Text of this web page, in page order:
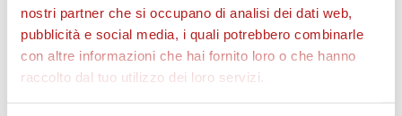
nostri partner che si occupano di analisi dei dati web,
pubblicità e social media, i quali potrebbero combinarle
con altre informazioni che hai fornito loro o che hanno
raccolto dal tuo utilizzo dei loro servizi.
TUTTI I NUMERI DEL MAGAZINE
Cittadella | Arzignano